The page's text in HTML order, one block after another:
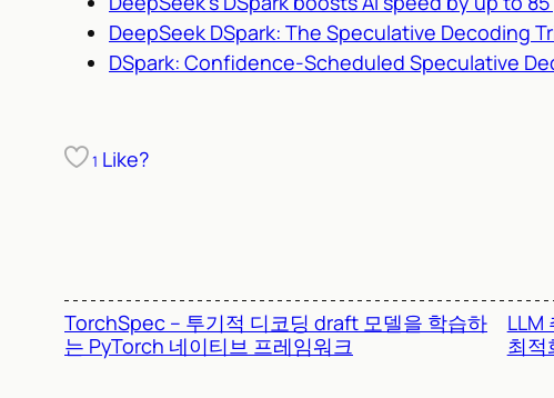
DeepSeek DSpark: The Speculative Decoding
DSpark: Confidence-Scheduled Speculative
1 Like?
TorchSpec – 투기적 디코딩 draft 모델을 학습하
는 PyTorch 네이티브 프레임워크
LLM
최적